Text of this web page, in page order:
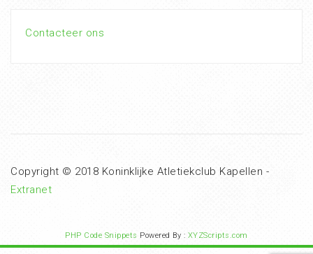
Contacteer ons
Copyright © 2018 Koninklijke Atletiekclub Kapellen -
Extranet
PHP Code Snippets Powered By : XYZScripts.com